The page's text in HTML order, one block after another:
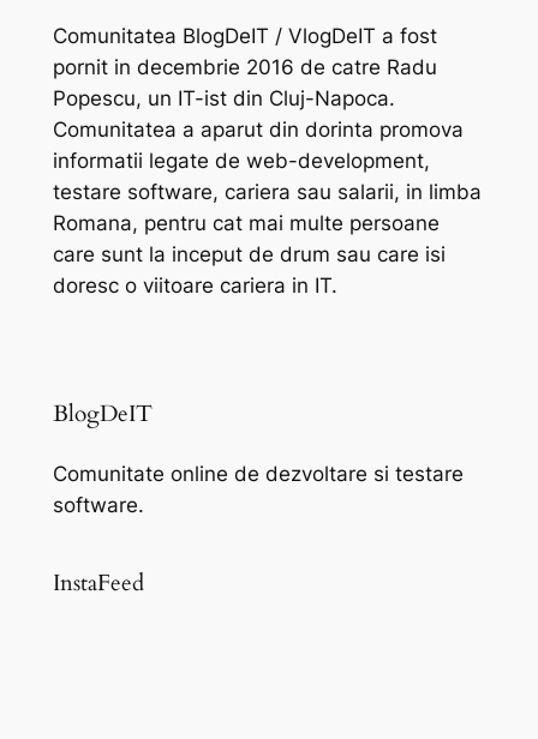
Comunitatea BlogDeIT / VlogDeIT a fost
pornit in decembrie 2016 de catre Radu
Popescu, un IT-ist din Cluj-Napoca.
Comunitatea a aparut din dorinta promova
informatii legate de web-development,
testare software, cariera sau salarii, in limba
Romana, pentru cat mai multe persoane
care sunt la inceput de drum sau care isi
doresc o viitoare cariera in IT.
BlogDeIT
Comunitate online de dezvoltare si testare
software.
InstaFeed